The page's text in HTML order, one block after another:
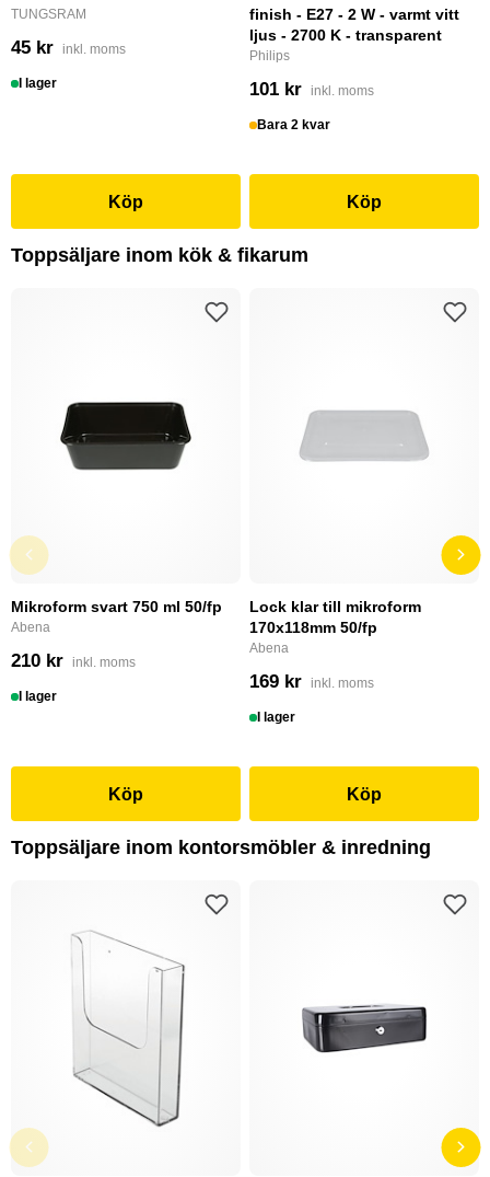
TUNGSRAM
45 kr inkl. moms
I lager
Köp
finish - E27 - 2 W - varmt vitt
ljus - 2700 K - transparent
Philips
101 kr inkl. moms
Bara 2 kvar
Köp
Toppsäljare inom kök & fikarum
Mikroform svart 750 ml 50/fp
Abena
210 kr inkl. moms
I lager
Köp
Lock klar till mikroform
170x118mm 50/fp
Abena
169 kr inkl. moms
I lager
Köp
Toppsäljare inom kontorsmöbler & inredning